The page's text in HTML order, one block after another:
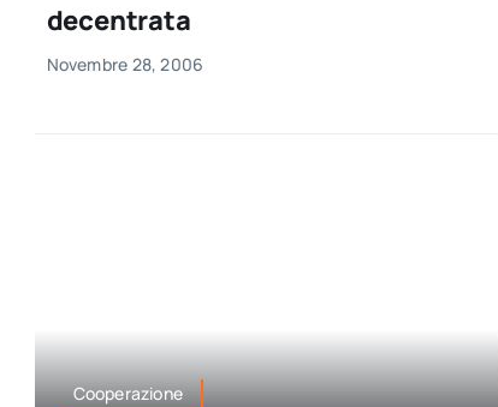
decentrata
Novembre 28, 2006
Cooperazione